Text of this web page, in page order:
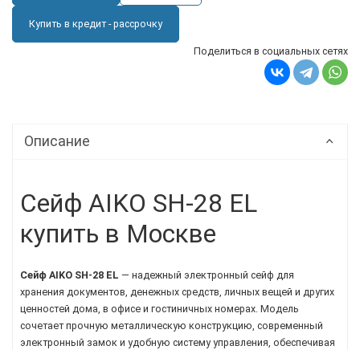
Купить в кредит - рассрочку
Поделиться в социальных сетях
Описание
Сейф AIKO SH-28 EL
купить в Москве
Сейф AIKO SH-28 EL — надежный электронный сейф для
хранения документов, денежных средств, личных вещей и других
ценностей дома, в офисе и гостиничных номерах. Модель
сочетает прочную металлическую конструкцию, современный
электронный замок и удобную систему управления, обеспечивая